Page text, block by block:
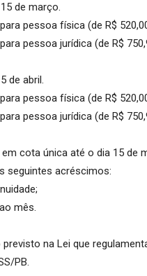
de março.
pessoa física (de R$
pessoa jurídica (de R$
de abril.
pessoa física (de R$
pessoa jurídica (de R$
cota única até o dia 15 de
seguintes acréscimos:
mês.
na Lei que
PB.